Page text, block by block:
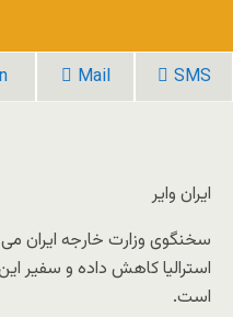
Mail SMS
ایران وایر
سخنگوی وزارت خارجه ایران
استرالیا کاهش داده و سفیر
است.